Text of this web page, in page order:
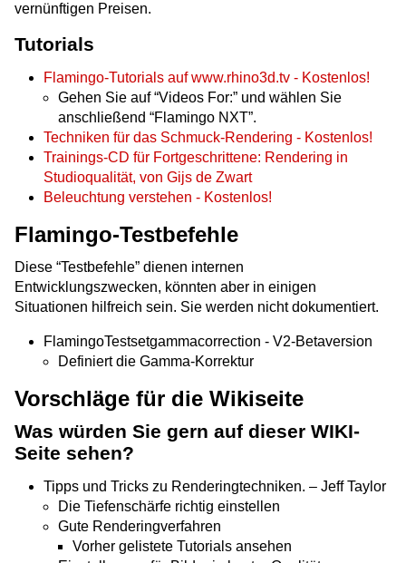
vernünftigen Preisen.
Tutorials
Flamingo-Tutorials auf www.rhino3d.tv - Kostenlos!
Gehen Sie auf “Videos For:” und wählen Sie
anschließend “Flamingo NXT”.
Techniken für das Schmuck-Rendering - Kostenlos!
Trainings-CD für Fortgeschrittene: Rendering in
Studioqualität, von Gijs de Zwart
Beleuchtung verstehen - Kostenlos!
Flamingo-Testbefehle
Diese “Testbefehle” dienen internen
Entwicklungszwecken, könnten aber in einigen
Situationen hilfreich sein. Sie werden nicht dokumentiert.
FlamingoTestsetgammacorrection - V2-Betaversion
Definiert die Gamma-Korrektur
Vorschläge für die Wikiseite
Was würden Sie gern auf dieser WIKI-
Seite sehen?
Tipps und Tricks zu Renderingtechniken. – Jeff Taylor
Die Tiefenschärfe richtig einstellen
Gute Renderingverfahren
Vorher gelistete Tutorials ansehen